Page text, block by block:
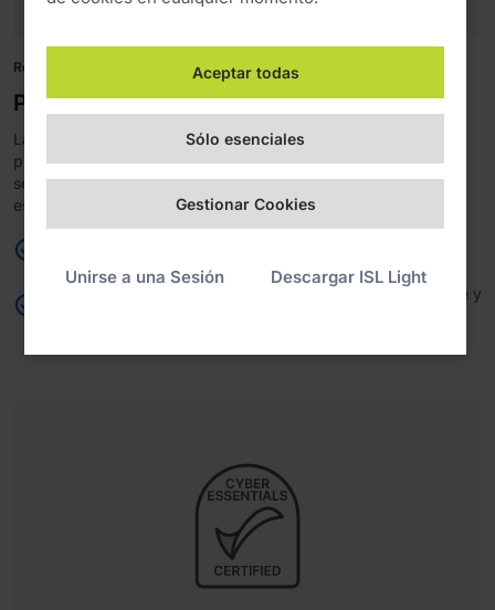
Reforzando la seguridad en los pagos
PCI DSS
Las organizaciones que manejan datos de titulares de tarjetas
pueden cumplir con el marco PCI DSS, garantizando pagos
seguros, mayor prevención del fraude y alineación con los
estándares de seguridad y protección de datos.
Refuerza la seguridad en pagos, la prevención del fraude y
Aceptar todas
Sólo esenciales
Gestionar Cookies
Unirse a una Sesión Descargar ISL Light